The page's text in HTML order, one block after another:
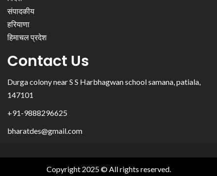
संपादकीय
हरियाणा
हिमाचल प्रदेश
Contact Us
Durga colony near S S Harbhagwan school samana, patiala,
147101
+91-9888296625
bharatdes@gmail.com
Copyright 2025 © All rights reserved.